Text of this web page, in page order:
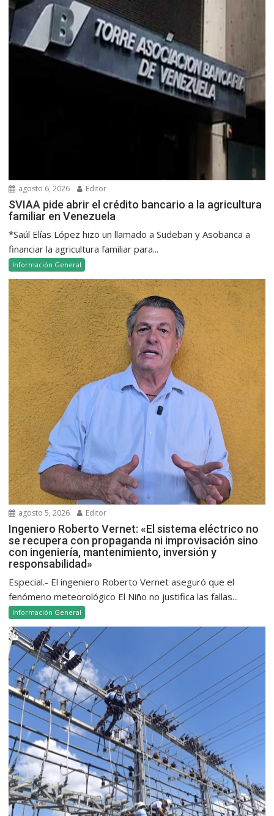
agosto 6, 2026 Editor
SVIAA pide abrir el crédito bancario a la agricultura
familiar en Venezuela
*Saúl Elías López hizo un llamado a Sudeban y Asobanca a
financiar la agricultura familiar para...
Información General
agosto 5, 2026 Editor
Ingeniero Roberto Vernet: «El sistema eléctrico no
se recupera con propaganda ni improvisación sino
con ingeniería, mantenimiento, inversión y
responsabilidad»
Especial.- El ingeniero Roberto Vernet aseguró que el
fenómeno meteorológico El Niño no justifica las fallas...
Información General